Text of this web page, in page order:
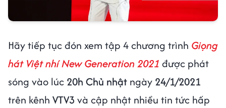
Hãy tiếp tục đón xem tập 4 chương trình Giọng
hát Việt nhí New Generation 2021 được phát
sóng vào lúc 20h Chủ nhật ngày 24/1/2021
trên kênh VTV3 và cập nhật nhiều tin tức hấp